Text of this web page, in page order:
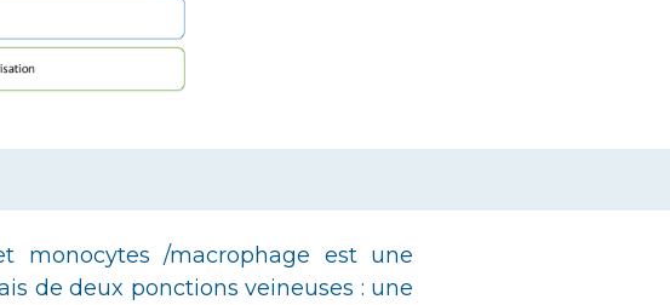
monocytes /macrophage est une
de deux ponctions veineuses : une